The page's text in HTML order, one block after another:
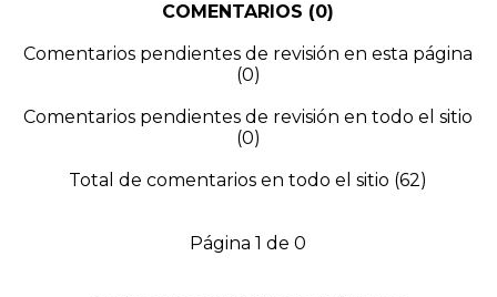
COMENTARIOS (0)
Comentarios pendientes de revisión en esta página
(0)
Comentarios pendientes de revisión en todo el sitio
(0)
Total de comentarios en todo el sitio (62)
Página 1 de 0